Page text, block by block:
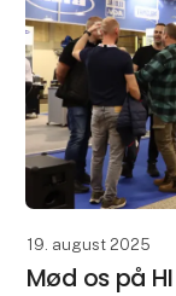
19. august 2025
Mød os på